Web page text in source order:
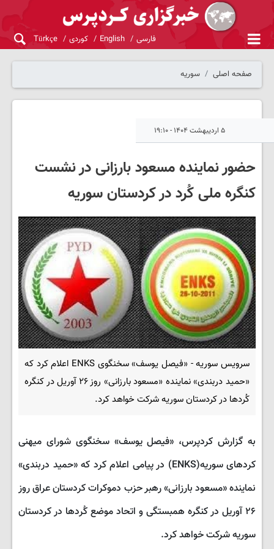
فارسی English کوردی Türkçe
صفحه اصلی سوریه
۵ اردیبهشت ۱۴۰۴ - ۱۹:۱۰
حضور نماینده مسعود بارزانی در نشست
کنگره ملی کُرد در کردستان سوریه
سرویس سوریه - «فیصل یوسف» سخنگوی ENKS اعلام کرد که
«حمید دربندی» نماینده «مسعود بارزانی» روز ۲۶ ‌آوریل در کنگره
کُردها در کردستان سوریه شرکت خواهد کرد.
به گزارش کردپرس، «فیصل یوسف» سخنگوی شورای میهنی
کردهای سوریه(ENKS) در پیامی اعلام کرد که «حمید دربندی»
نماینده «مسعود بارزانی» رهبر حزب دموکرات کردستان عراق روز
۲۶ ‌آوریل در کنگره همبستگی و اتحاد موضع کُردها در کردستان
سوریه شرکت خواهد کرد.